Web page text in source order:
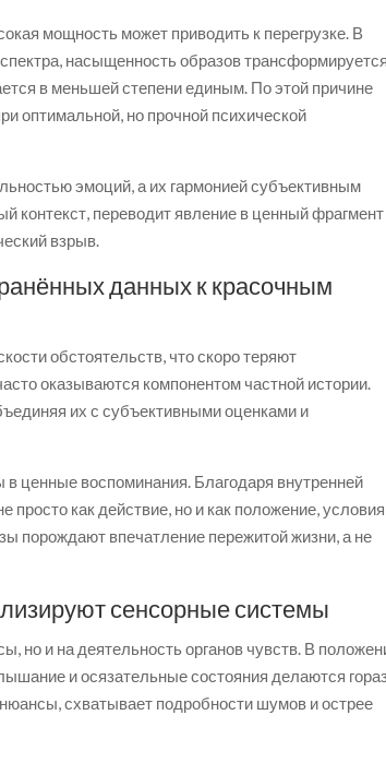
мощность может приводить к перегрузке. В
насыщенность образов
в меньшей степени единым. По этой причине
оптимальной, но прочной психической
эмоций, а их гармонией субъективным
контекст, переводит явление в ценный фрагмент
взрыв.
данных к красочным
обстоятельств, что скоро теряют
оказываются компонентом частной истории.
их с субъективными оценками и
ценные воспоминания. Благодаря внутренней
как действие, но и как положение,
порождают впечатление пережитой жизни, а не
сенсорные системы
но и на деятельность органов чувств. В
и осязательные состояния делаются
схватывает подробности шумов и острее